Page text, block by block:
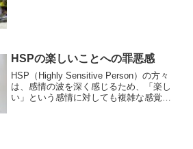
HSPの楽しいことへの罪悪感
HSP（Highly Sensitive Person）の方々
は、感情の波を深く感じるため、「楽し
い」という感情に対しても複雑な感覚を